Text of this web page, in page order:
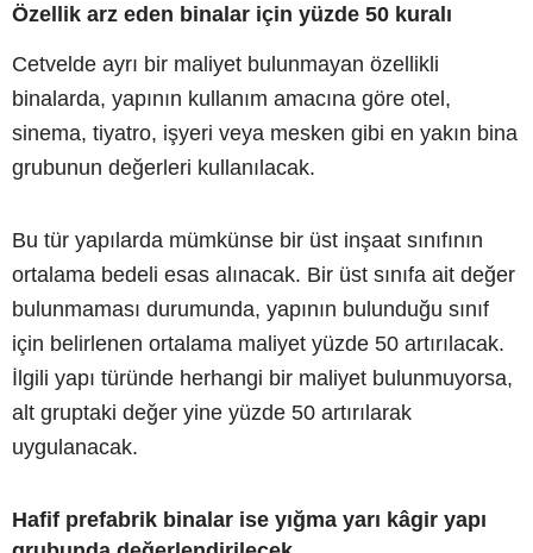
Özellik arz eden binalar için yüzde 50 kuralı
Cetvelde ayrı bir maliyet bulunmayan özellikli
binalarda, yapının kullanım amacına göre otel,
sinema, tiyatro, işyeri veya mesken gibi en yakın bina
grubunun değerleri kullanılacak.
Bu tür yapılarda mümkünse bir üst inşaat sınıfının
ortalama bedeli esas alınacak. Bir üst sınıfa ait değer
bulunmaması durumunda, yapının bulunduğu sınıf
için belirlenen ortalama maliyet yüzde 50 artırılacak.
İlgili yapı türünde herhangi bir maliyet bulunmuyorsa,
alt gruptaki değer yine yüzde 50 artırılarak
uygulanacak.
Hafif prefabrik binalar ise yığma yarı kâgir yapı